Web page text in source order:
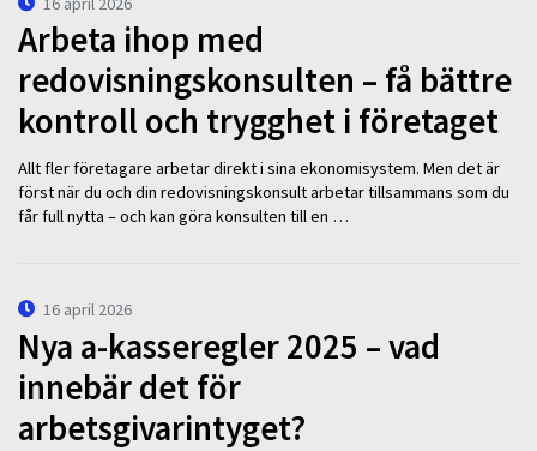
Arbeta ihop med
redovisningskonsulten – få bättre
kontroll och trygghet i företaget
Allt fler företagare arbetar direkt i sina ekonomisystem. Men det är
först när du och din redovisningskonsult arbetar tillsammans som du
får full nytta – och kan göra konsulten till en …
16 april 2026
Nya a-kasseregler 2025 – vad
innebär det för
arbetsgivarintyget?